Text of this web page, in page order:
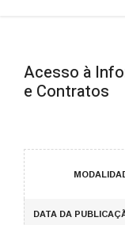
Acesso à
e Contratos
DATA DA